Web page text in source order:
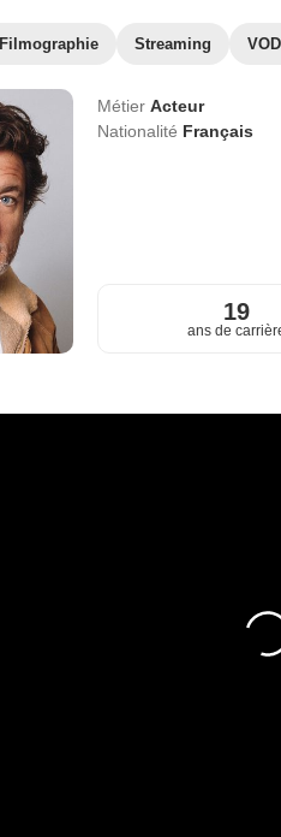
Filmographie Streaming
Métier Acteur
Nationalité Français
19
ans de